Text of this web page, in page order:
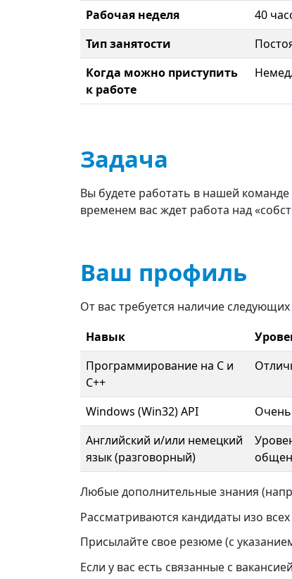
Рабочая неделя
40
Тип занятости
Когда можно приступить
к работе
Задача
Вы будете работать в нашей
временем вас ждет работа над
Ваш профиль
От вас требуется наличие
Навык
Программирование на C и
C++
Windows (Win32) API
Английский и/или немецкий
язык (разговорный)
Любые дополнительные знания
Рассматриваются кандидаты изо
Присылайте свое резюме (с
Если у вас есть связанные с